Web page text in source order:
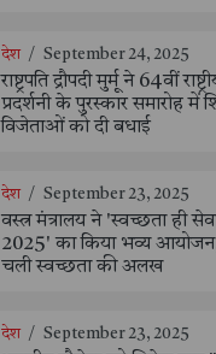
देश / September 24, 2025
राष्ट्रपति द्रौपदी मुर्मू ने 64वीं
प्रदर्शनी के पुरस्कार समारोह में
विजेताओं को दी बधाई
देश / September 23, 2025
वस्त्र मंत्रालय ने 'स्वच्छता ही
2025' का किया भव्य
चली स्वच्छता की अलख
देश / September 23, 2025